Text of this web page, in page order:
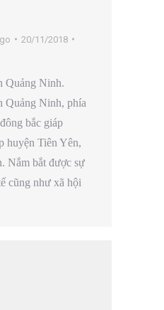
20/11/2018
Quảng Ninh.
Quảng Ninh, phía
bắc giáp
huyện Tiên Yên,
Nắm bắt được sự
cũng như xã hội